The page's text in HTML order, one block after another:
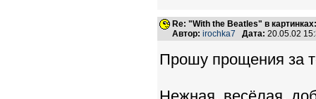
Re: "With the Beatles" в
Автор: irochka7 Дата: 20.05.02
Прошу прощения за